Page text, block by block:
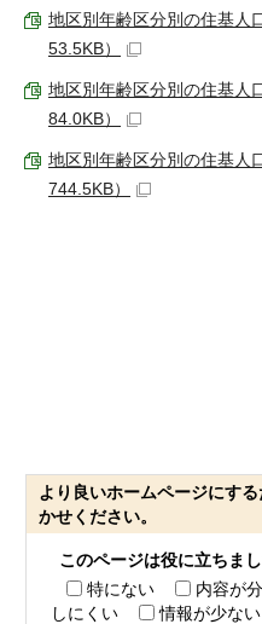
地区別年齢区分別の住基人
53.5KB）
地区別年齢区分別の住基人
84.0KB）
地区別年齢区分別の住基人
744.5KB）
より良いホームページにす
かせください。
このページは役に立ちまし
特にない
内容が
しにくい
情報が少ない